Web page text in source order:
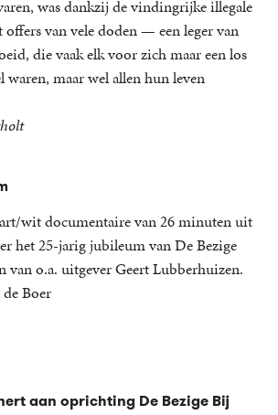
was dankzij de vindingrijke illegale
van vele doden — een leger van
die vaak elk voor zich maar een los
waren, maar wel allen hun leven
wit documentaire van 26 minuten uit
het 25-jarig jubileum van De Bezige
van o.a. uitgever Geert Lubberhuizen.
Boer
aan oprichting De Bezige Bij